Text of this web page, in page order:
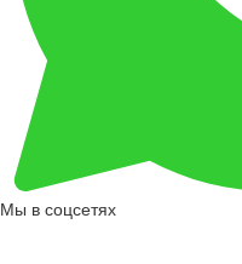
Мы в соцсетях